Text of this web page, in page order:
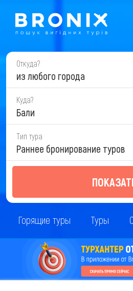
Откуда?
из любого города
Куда?
Бали
Тип тура
Раннее бронирование туров
Горящие туры Туры